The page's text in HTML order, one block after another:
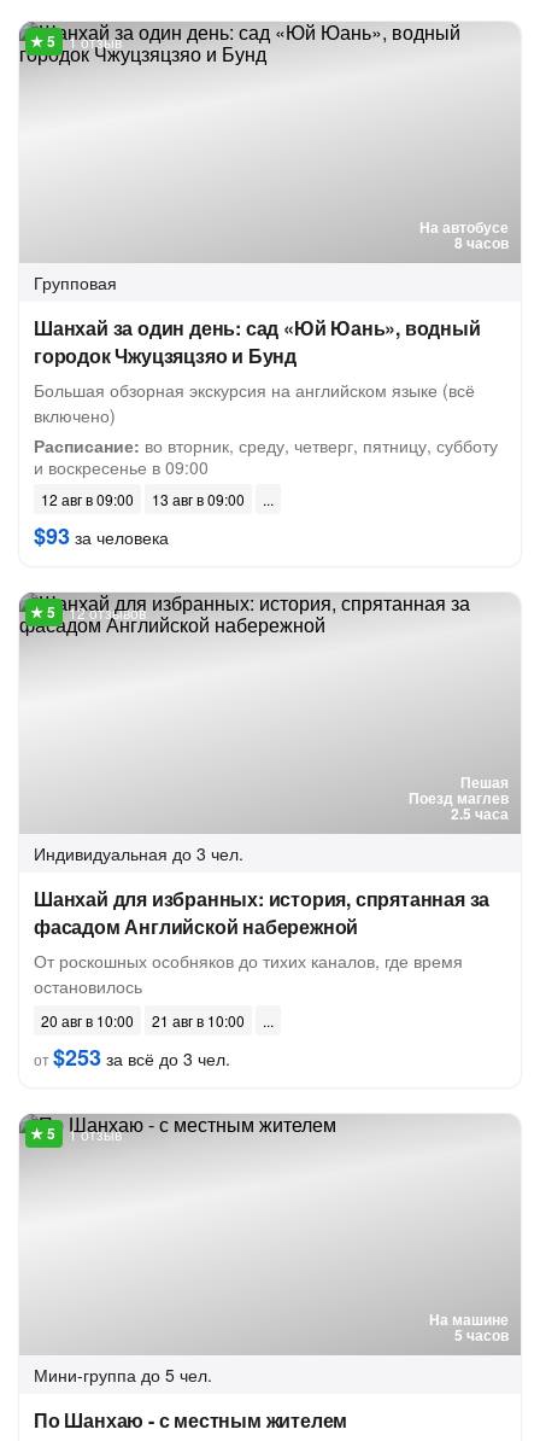
На автобусе
8 часов
1 отзыв
Групповая
Шанхай за один день: сад «Юй Юань», водный
городок Чжуцзяцзяо и Бунд
Большая обзорная экскурсия на английском языке (всё
включено)
Расписание: во вторник, среду, четверг, пятницу, субботу
и воскресенье в 09:00
12 авг в 09:00 13 авг в 09:00
$93 за человека
Пешая
Поезд маглев
2.5 часа
12 отзывов
Индивидуальная до 3 чел.
Шанхай для избранных: история, спрятанная за
фасадом Английской набережной
От роскошных особняков до тихих каналов, где время
остановилось
20 авг в 10:00
21 авг в 10:00
от$253 за всё до 3 чел.
На машине
5 часов
1 отзыв
Мини-группа до 5 чел.
По Шанхаю - с местным жителем